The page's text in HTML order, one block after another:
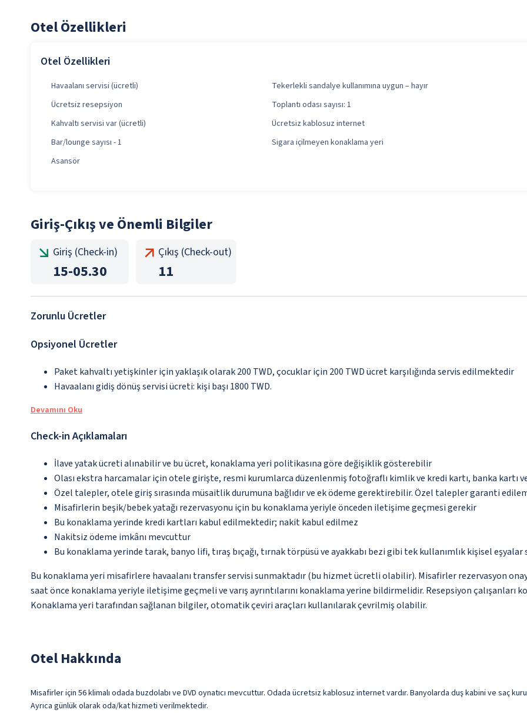
Otel Özellikleri
Otel Özellikleri
Havaalanı servisi (ücretli) Tekerlekli sandalye kullanımına uygun – hayır
Ücretsiz resepsiyon
Toplantı odası sayısı: 1
Kahvaltı servisi var (ücretli)
Ücretsiz kablosuz internet
Bar/lounge sayısı - 1
Sigara içilmeyen konaklama yeri
Asansör
Giriş-Çıkış ve Önemli Bilgiler
Giriş (Check-in)
15-05.30
Çıkış (Check-out)
11
Zorunlu Ücretler
Opsiyonel Ücretler
Paket kahvaltı yetişkinler için yaklaşık olarak 200 TWD, çocuklar için 200 TWD ücret karşılığında servis edilmektedir
Havaalanı gidiş dönüş servisi ücreti: kişi başı 1800 TWD.
Devamını Oku
Check-in Açıklamaları
İlave yatak ücreti alınabilir ve bu ücret, konaklama yeri politikasına göre değişiklik gösterebilir
Olası ekstra harcamalar için otele girişte, resmi kurumlarca düzenlenmiş fotoğraflı kimlik ve kredi kartı, banka kartı
Özel talepler, otele giriş sırasında müsaitlik durumuna bağlıdır ve ek ödeme gerektirebilir. Özel talepler garanti
Misafirlerin beşik/bebek yatağı rezervasyonu için bu konaklama yeriyle önceden iletişime geçmesi gerekir
Bu konaklama yerinde kredi kartları kabul edilmektedir; nakit kabul edilmez
Nakitsiz ödeme imkânı mevcuttur
Bu konaklama yerinde tarak, banyo lifi, tıraş bıçağı, tırnak törpüsü ve ayakkabı bezi gibi tek kullanımlık kişisel eşyalar
Bu konaklama yeri misafirlere havaalanı transfer servisi sunmaktadır (bu hizmet ücretli olabilir). Misafirler rezervasyon
saat önce konaklama yeriyle iletişime geçmeli ve varış ayrıntılarını konaklama yerine bildirmelidir. Resepsiyon çalışanları
Konaklama yeri tarafından sağlanan bilgiler, otomatik çeviri araçları kullanılarak çevrilmiş olabilir.
Otel Hakkında
Misafirler için 56 klimalı odada buzdolabı ve DVD oynatıcı mevcuttur. Odada ücretsiz kablosuz internet vardır. Banyolarda duş kabini ve saç
Ayrıca günlük olarak oda/kat hizmeti verilmektedir.